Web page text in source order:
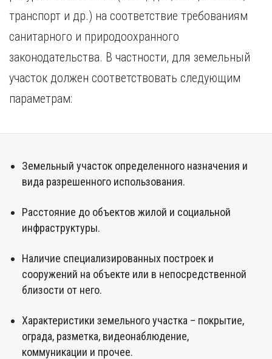
транспорт и др.) на соответствие требованиям
санитарного и природоохранного
законодательства. В частности, для земельный
участок должен соответствовать следующим
параметрам:
Земельный участок определенного назначения и
вида разрешенного использования.
Расстояние до объектов жилой и социальной
инфраструктуры.
Наличие специализированных построек и
сооружений на объекте или в непосредственной
близости от него.
Характеристики земельного участка – покрытие,
ограда, разметка, видеонаблюдение,
коммуникации и прочее.